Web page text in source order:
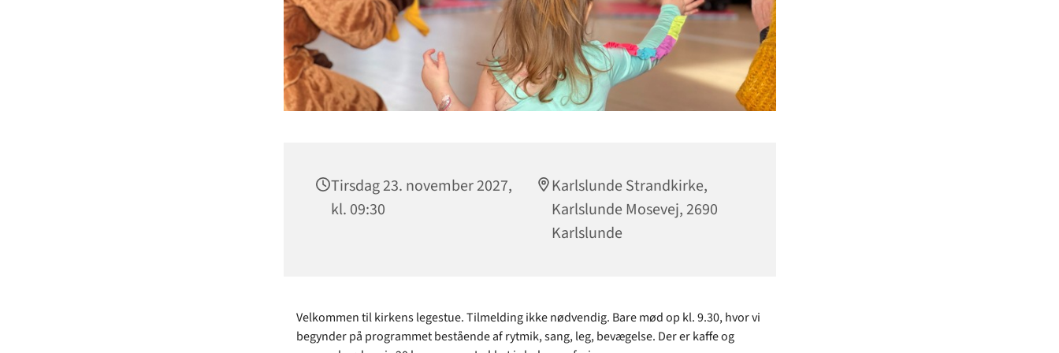
Tirsdag 23. november 2027,
kl. 09:30
Karlslunde Strandkirke,
Karlslunde Mosevej, 2690
Karlslunde
Velkommen til kirkens legestue. Tilmelding ikke nødvendig. Bare mød op kl. 9.30, hvor vi
begynder på programmet bestående af rytmik, sang, leg, bevægelse. Der er kaffe og